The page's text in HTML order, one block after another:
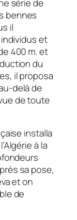
série de
bennes
il
et
400 m. et
du
il proposa
delà de
de toute
installa
à la
sa pose,
et on
de